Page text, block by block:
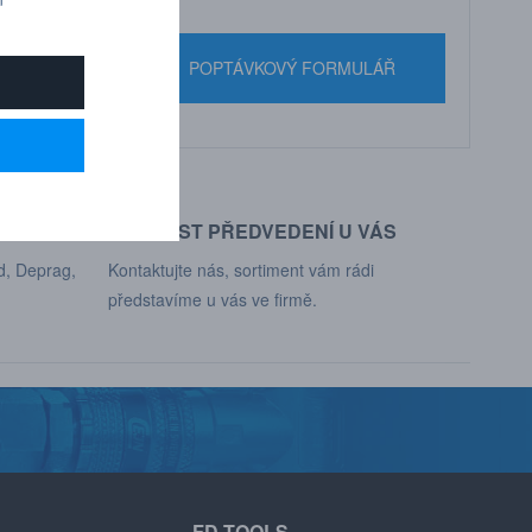
POPTÁVKOVÝ FORMULÁŘ
Deprag,
MOŽNOST PŘEDVEDENÍ U VÁS
Kontaktujte nás, sortiment vám rádi
představíme u vás ve firmě.